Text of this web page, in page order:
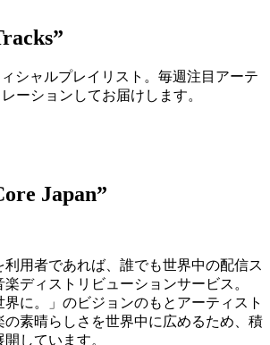
ィシャルプレイリスト。毎週注目アーテ
ーションしてお届けします。
Japan”
利用者であれば、誰でも世界中の配信ス
楽ディストリビューションサービス。
界に。」のビジョンのもとアーティスト
の素晴らしさを世界中に広めるため、積
しています。